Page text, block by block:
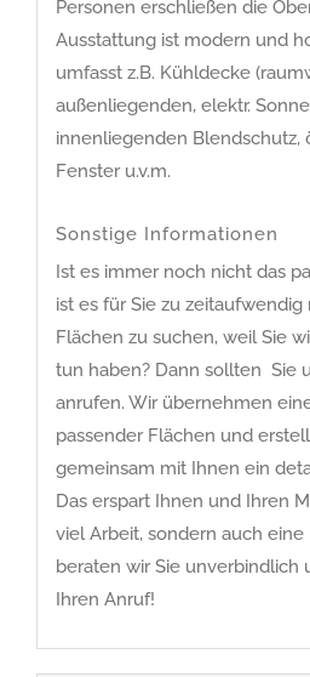
Personen erschließen die
Ausstattung ist modern und
umfasst z.B. Kühldecke
außenliegenden, elektr.
innenliegenden Blendschutz,
Fenster u.v.m.
Sonstige Informationen
Ist es immer noch nicht das
ist es für Sie zu
Flächen zu suchen, weil Sie
tun haben? Dann sollten Sie
anrufen. Wir übernehmen
passender Flächen und
gemeinsam mit Ihnen ein
Das erspart Ihnen und Ihren
viel Arbeit, sondern auch
beraten wir Sie unverbindlich
Ihren Anruf!